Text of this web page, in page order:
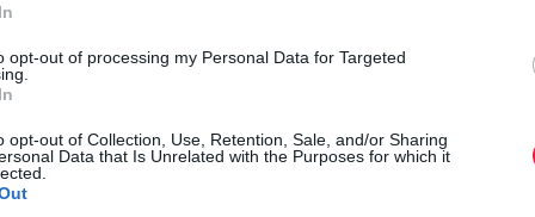
opt-out of processing my Personal Data for Targeted
opt-out of Collection, Use, Retention, Sale, and/or Sharing
Data that Is Unrelated with the Purposes for which it
túl a sebességhatárt – ez döntő lehet a reakcióidő
, amennyiben ezzel nem vakítunk el másokat – így
telefont, ne tereljük el a figyelmünket